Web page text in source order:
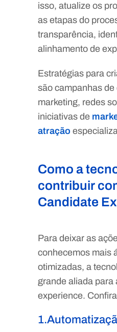
isso, atualize os
as etapas do
transparência,
alinhamento de
Estratégias para
são campanhas de
marketing, redes
iniciativas de
atração
Como a
contribuir
Candidate
Para deixar as
conhecemos mais
otimizadas, a
grande aliada para
experience.